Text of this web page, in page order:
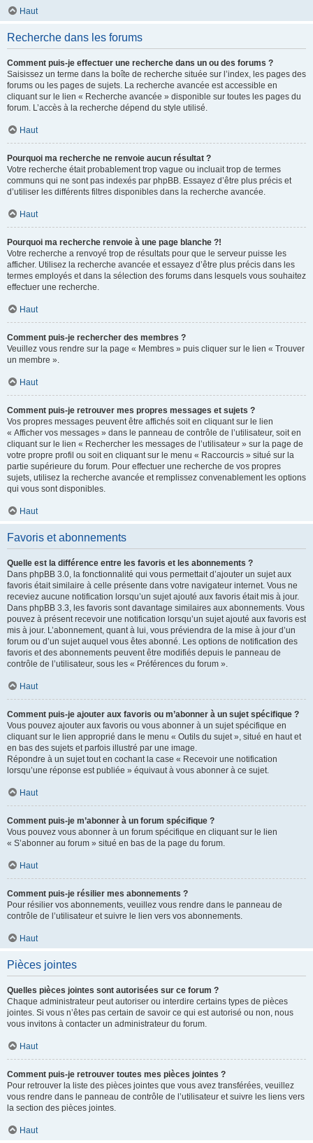
Haut
Recherche dans les forums
Comment puis-je effectuer une recherche dans un ou des forums ?
Saisissez un terme dans la boîte de recherche située sur l’index, les pages des
forums ou les pages de sujets. La recherche avancée est accessible en
cliquant sur le lien « Recherche avancée » disponible sur toutes les pages du
forum. L’accès à la recherche dépend du style utilisé.
Haut
Pourquoi ma recherche ne renvoie aucun résultat ?
Votre recherche était probablement trop vague ou incluait trop de termes
communs qui ne sont pas indexés par phpBB. Essayez d’être plus précis et
d’utiliser les différents filtres disponibles dans la recherche avancée.
Haut
Pourquoi ma recherche renvoie à une page blanche ?!
Votre recherche a renvoyé trop de résultats pour que le serveur puisse les
afficher. Utilisez la recherche avancée et essayez d’être plus précis dans les
termes employés et dans la sélection des forums dans lesquels vous souhaitez
effectuer une recherche.
Haut
Comment puis-je rechercher des membres ?
Veuillez vous rendre sur la page « Membres » puis cliquer sur le lien « Trouver
un membre ».
Haut
Comment puis-je retrouver mes propres messages et sujets ?
Vos propres messages peuvent être affichés soit en cliquant sur le lien
« Afficher vos messages » dans le panneau de contrôle de l’utilisateur, soit en
cliquant sur le lien « Rechercher les messages de l’utilisateur » sur la page de
votre propre profil ou soit en cliquant sur le menu « Raccourcis » situé sur la
partie supérieure du forum. Pour effectuer une recherche de vos propres
sujets, utilisez la recherche avancée et remplissez convenablement les options
qui vous sont disponibles.
Haut
Favoris et abonnements
Quelle est la différence entre les favoris et les abonnements ?
Dans phpBB 3.0, la fonctionnalité qui vous permettait d’ajouter un sujet aux
favoris était similaire à celle présente dans votre navigateur internet. Vous ne
receviez aucune notification lorsqu’un sujet ajouté aux favoris était mis à jour.
Dans phpBB 3.3, les favoris sont davantage similaires aux abonnements. Vous
pouvez à présent recevoir une notification lorsqu’un sujet ajouté aux favoris est
mis à jour. L’abonnement, quant à lui, vous préviendra de la mise à jour d’un
forum ou d’un sujet auquel vous êtes abonné. Les options de notification des
favoris et des abonnements peuvent être modifiés depuis le panneau de
contrôle de l’utilisateur, sous les « Préférences du forum ».
Haut
Comment puis-je ajouter aux favoris ou m’abonner à un sujet spécifique ?
Vous pouvez ajouter aux favoris ou vous abonner à un sujet spécifique en
cliquant sur le lien approprié dans le menu « Outils du sujet », situé en haut et
en bas des sujets et parfois illustré par une image.
Répondre à un sujet tout en cochant la case « Recevoir une notification
lorsqu’une réponse est publiée » équivaut à vous abonner à ce sujet.
Haut
Comment puis-je m’abonner à un forum spécifique ?
Vous pouvez vous abonner à un forum spécifique en cliquant sur le lien
« S’abonner au forum » situé en bas de la page du forum.
Haut
Comment puis-je résilier mes abonnements ?
Pour résilier vos abonnements, veuillez vous rendre dans le panneau de
contrôle de l’utilisateur et suivre le lien vers vos abonnements.
Haut
Pièces jointes
Quelles pièces jointes sont autorisées sur ce forum ?
Chaque administrateur peut autoriser ou interdire certains types de pièces
jointes. Si vous n’êtes pas certain de savoir ce qui est autorisé ou non, nous
vous invitons à contacter un administrateur du forum.
Haut
Comment puis-je retrouver toutes mes pièces jointes ?
Pour retrouver la liste des pièces jointes que vous avez transférées, veuillez
vous rendre dans le panneau de contrôle de l’utilisateur et suivre les liens vers
la section des pièces jointes.
Haut